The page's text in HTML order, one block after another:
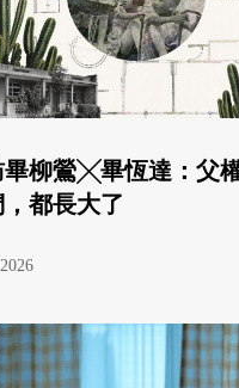
畢柳鶯╳畢恆達：父
，都長大了